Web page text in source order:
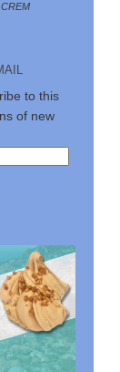
to this
of new